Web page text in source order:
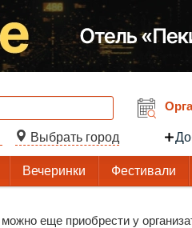
Выбрать город
Вечеринки Фестивали
еще приобрести у